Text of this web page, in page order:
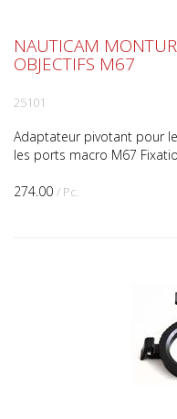
274.00 / Pc.
NAUTICAM
OBJECTIFS M67
25101
Adaptateur pivotant pour
les ports macro M67